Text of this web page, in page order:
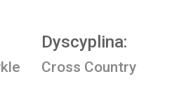
Dyscyplina:
Cross Country